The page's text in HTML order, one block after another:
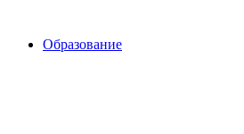
Образование